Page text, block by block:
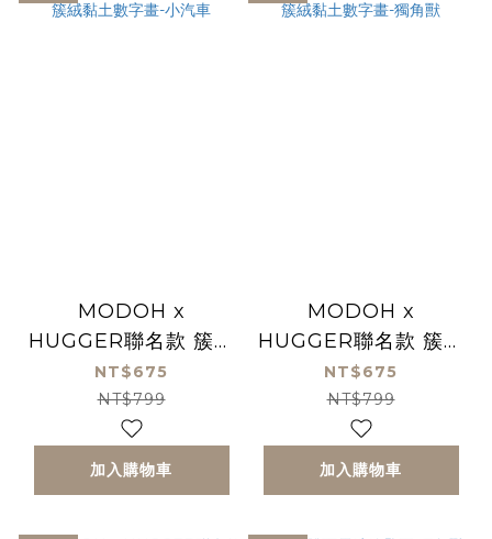
MODOH x
HUGGER聯名款 簇絨
黏土數字畫-小汽車
NT$675
NT$799
加入購物車
MODOH x
HUGGER聯名款 簇絨
黏土數字畫-獨角獸
NT$675
NT$799
加入購物車